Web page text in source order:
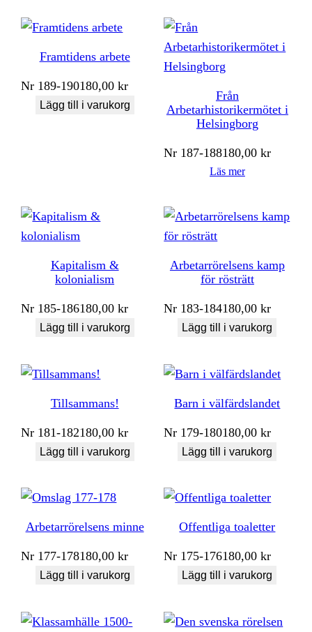
Framtidens arbete
Nr 189-190180,00kr
Lägg till i varukorg
Från
Arbetarhistorikermötet i
Helsingborg
Nr 187-188180,00kr
Läs mer
Kapitalism &
kolonialism
Nr 185-186180,00kr
Lägg till i varukorg
Arbetarrörelsens kamp
för rösträtt
Nr 183-184180,00kr
Lägg till i varukorg
Tillsammans!
Nr 181-182180,00kr
Lägg till i varukorg
Barn i välfärdslandet
Nr 179-180180,00kr
Lägg till i varukorg
Arbetarrörelsens minne
Nr 177-178180,00kr
Lägg till i varukorg
Offentliga toaletter
Nr 175-176180,00kr
Lägg till i varukorg